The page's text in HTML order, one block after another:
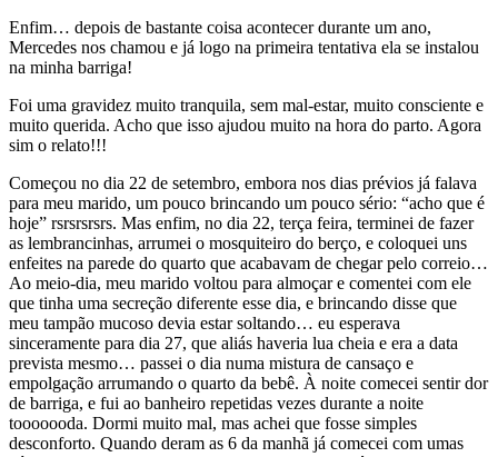
Enfim… depois de bastante coisa acontecer durante um ano,
Mercedes nos chamou e já logo na primeira tentativa ela se instalou
na minha barriga!
Foi uma gravidez muito tranquila, sem mal-estar, muito consciente e
muito querida. Acho que isso ajudou muito na hora do parto. Agora
sim o relato!!!
Começou no dia 22 de setembro, embora nos dias prévios já falava
para meu marido, um pouco brincando um pouco sério: “acho que é
hoje” rsrsrsrsrs. Mas enfim, no dia 22, terça feira, terminei de fazer
as lembrancinhas, arrumei o mosquiteiro do berço, e coloquei uns
enfeites na parede do quarto que acabavam de chegar pelo correio…
Ao meio-dia, meu marido voltou para almoçar e comentei com ele
que tinha uma secreção diferente esse dia, e brincando disse que
meu tampão mucoso devia estar soltando… eu esperava
sinceramente para dia 27, que aliás haveria lua cheia e era a data
prevista mesmo… passei o dia numa mistura de cansaço e
empolgação arrumando o quarto da bebê. À noite comecei sentir dor
de barriga, e fui ao banheiro repetidas vezes durante a noite
tooooooda. Dormi muito mal, mas achei que fosse simples
desconforto. Quando deram as 6 da manhã já comecei com umas